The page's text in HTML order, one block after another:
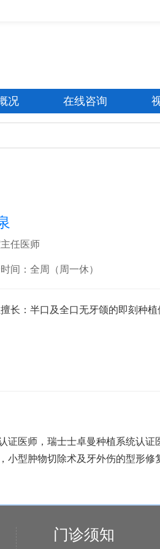
况 在线咨询
任医师
间：全周（周一休）
长：半口及全口无牙颌的即刻种
证医师，瑞士士卓曼种植系统认
型肿物切除术及牙外伤的型形修
门诊须知